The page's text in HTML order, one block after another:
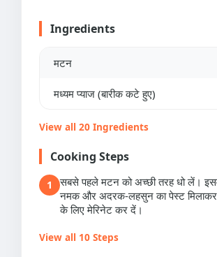
Ingredients
मटन
मध्यम प्याज (बारीक कटे हुए)
View all 20 Ingredients
Cooking Steps
1
सबसे पहले मटन को अच्छी तरह धो लें।
नमक और अदरक-लहसुन का पेस्ट
के लिए मेरिनेट कर दें।
View all 10 Steps